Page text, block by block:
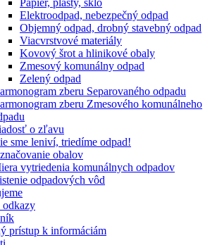
Papier, plasty, sklo
Elektroodpad, nebezpečný odpad
Objemný odpad, drobný stavebný odpad
Viacvrstvové materiály
Kovový šrot a hlinikové obaly
Zmesový komunálny odpad
Zelený odpad
zberu Separovaného odpadu
zberu Zmesového komunálneho
o zľavu
sme leniví, triedíme odpad!
obalov
vytriedenia komunálnych odpadov
odpadových vôd
odkazy
prístup k informáciám